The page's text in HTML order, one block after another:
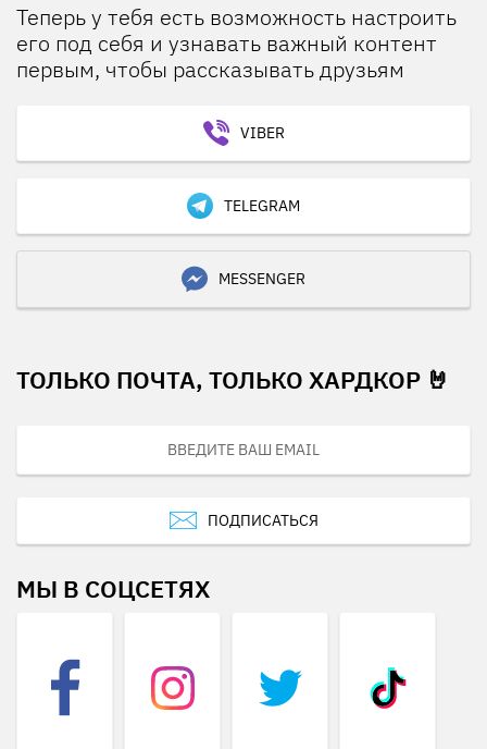
Теперь у тебя есть возможность настроить
его под себя и узнавать важный контент
первым, чтобы рассказывать друзьям
VIBER
TELEGRAM
MESSENGER
ТОЛЬКО ПОЧТА, ТОЛЬКО ХАРДКОР 🤘
ПОДПИСАТЬСЯ
МЫ В СОЦСЕТЯХ